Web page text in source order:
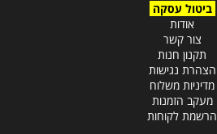
ביטול עסקה
אודות
צור קשר
תקנון חנות
הצהרת נגישות
מדיניות משלוח
מעקב הזמנות
הרשמת לקוחות